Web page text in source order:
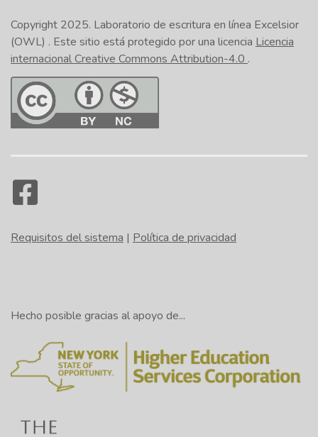
Copyright 2025. Laboratorio de escritura en línea Excelsior
(OWL) . Este sitio está protegido por una licencia Licencia
internacional Creative Commons Attribution-4.0 .
Requisitos del sistema | Política de privacidad
Hecho posible gracias al apoyo de...